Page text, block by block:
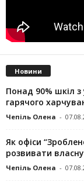
Новини
Понад 90% шкіл з
гарячого
Чепіль Олена -
Як офіси
розвивати
Чепіль Олена -